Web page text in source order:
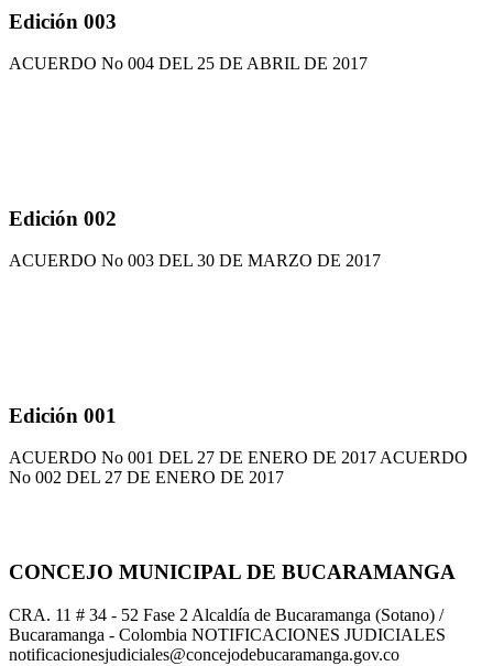
Edición 003
ACUERDO No 004 DEL 25 DE ABRIL DE 2017
Edición 002
ACUERDO No 003 DEL 30 DE MARZO DE 2017
Edición 001
ACUERDO No 001 DEL 27 DE ENERO DE 2017 ACUERDO
No 002 DEL 27 DE ENERO DE 2017
CONCEJO MUNICIPAL DE BUCARAMANGA
CRA. 11 # 34 - 52 Fase 2 Alcaldía de Bucaramanga (Sotano) /
Bucaramanga - Colombia NOTIFICACIONES JUDICIALES
notificacionesjudiciales@concejodebucaramanga.gov.co